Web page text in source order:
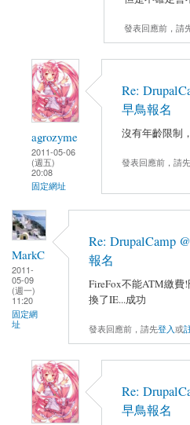
發表回應前，請
agrozyme
2011-05-06
(週五)
20:08
固定網址
Re:
早鳥報名
沒有年齡限制
發表回應前，請先
MarkC
2011-
05-09
(週一)
11:20
固定網
址
Re: DrupalCamp
報名
FireFox不能ATM繳費!
換了IE...成功
發表回應前，請先登入或
Re:
早鳥報名